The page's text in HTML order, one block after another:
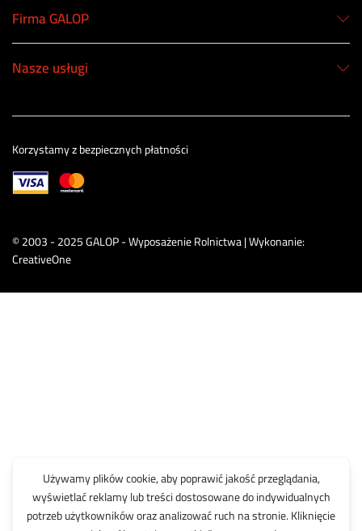
Firma GALOP
Nasze usługi
© 2003 - 2025 GALOP - Wyposażenie Rolnictwa | Wykonanie:
CreativeOne
Korzystamy z bezpiecznych płatności